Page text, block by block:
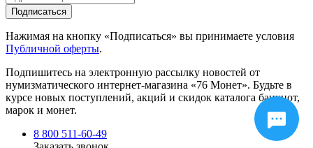
Подписаться
Нажимая на кнопку «Подписаться» вы принимаете условия
Публичной оферты.
Подпишитесь на электронную рассылку новостей от
нумизматического интернет-магазина «76 Монет». Будьте в
курсе новых поступлений, акций и скидок каталога банкнот,
марок и монет.
8 800 511-60-49